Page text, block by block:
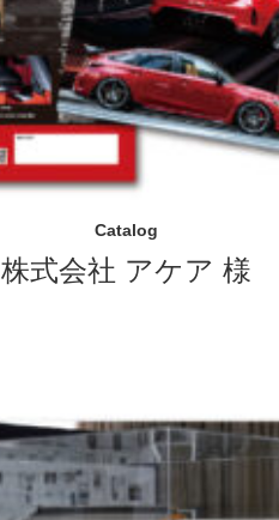
Catalog
株式会社 アケア 様